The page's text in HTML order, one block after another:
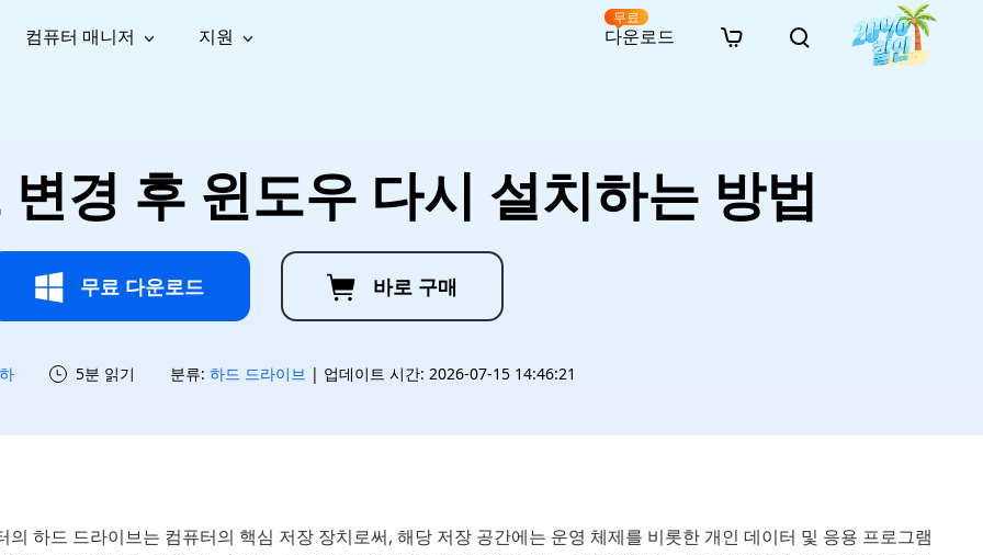
데이터 복구
메시지 복구
LINE 데이터 복구
백업 없이 LINE 채팅 복구
· USB 복구
· 파티션 복구
· 한글 파일 복구
· 오피스 파일 복구
· 사진 복구
· 동영상 복구
복구
구
구
영상 화
질 높이
사진 화
질 높이
기
온라인 사진 복구
온라인 문서 복구
· 시네마틱 AI 이미지 프롬프트
· 애니메이션 실사 변환 프롬프트
컴퓨터 매니저
색 및 삭제
Cleamio 브랜드 리뉴얼
및 정밀 클린
Windows DLL 오류 수정
Email Repair
손상된 PST/OST 파일 복구
· 하드 디스크 복사
· 중복 파일 찾기 (Mac)
· C 드라이브 확장
· 디스크 공간 확보 (Win)
· MBR GPT 변환
· Mac 저장 공간 최적화
지원
드 센터
가이드
결 방법
다운로드
무료
경 후 윈도우 다시 설치하는 방법
무료 다운로드 바로 구매
5분 읽기 분류: 하드 드라이브 | 업데이트 시간: 2026-07-15 14:46:21
의 하드 드라이브는 컴퓨터의 핵심 저장 장치로써, 해당 저장 공간에는 운영 체제를 비롯한 개인 데이터 및 응용 프로그램